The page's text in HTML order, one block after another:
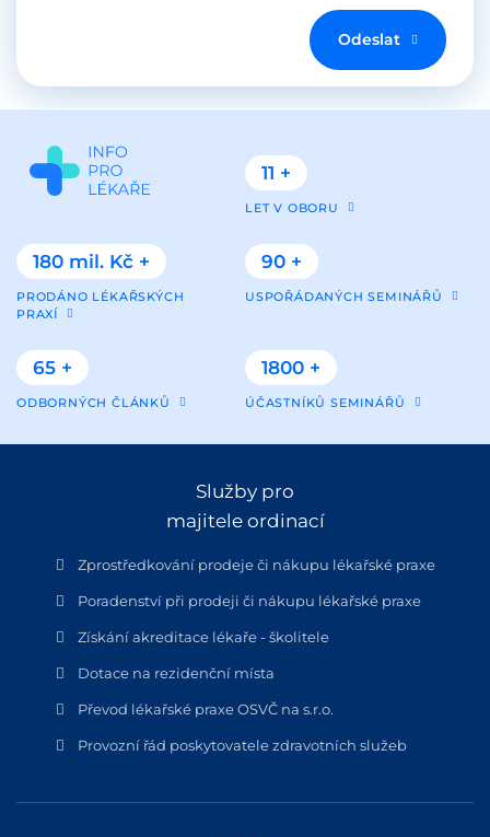
Odeslat
11 +
LET V OBORU
180 mil. Kč +
PRODÁNO LÉKAŘSKÝCH
PRAXÍ
90 +
USPOŘÁDANÝCH SEMINÁŘŮ
65 +
ODBORNÝCH ČLÁNKŮ
1800 +
ÚČASTNÍKŮ SEMINÁŘŮ
Služby pro
majitele ordinací
Zprostředkování prodeje či nákupu lékařské praxe
Poradenství při prodeji či nákupu lékařské praxe
Získání akreditace lékaře - školitele
Dotace na rezidenční místa
Převod lékařské praxe OSVČ na s.r.o.
Provozní řád poskytovatele zdravotních služeb